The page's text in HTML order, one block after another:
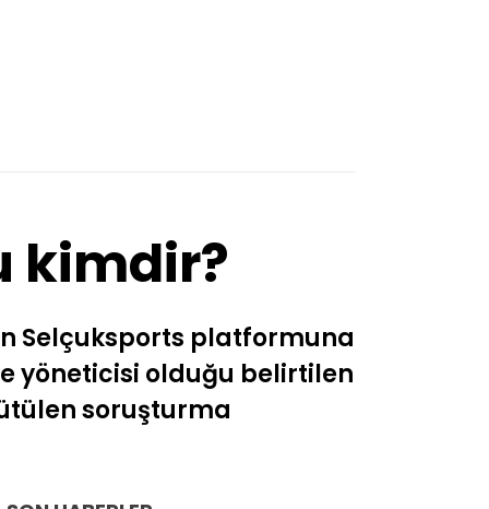
kimdir?
Selçuksports platformuna
yöneticisi olduğu belirtilen
soruşturma